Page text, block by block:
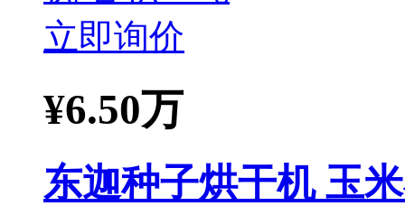
立即询价
¥6.50万
东迦种子烘干机 玉